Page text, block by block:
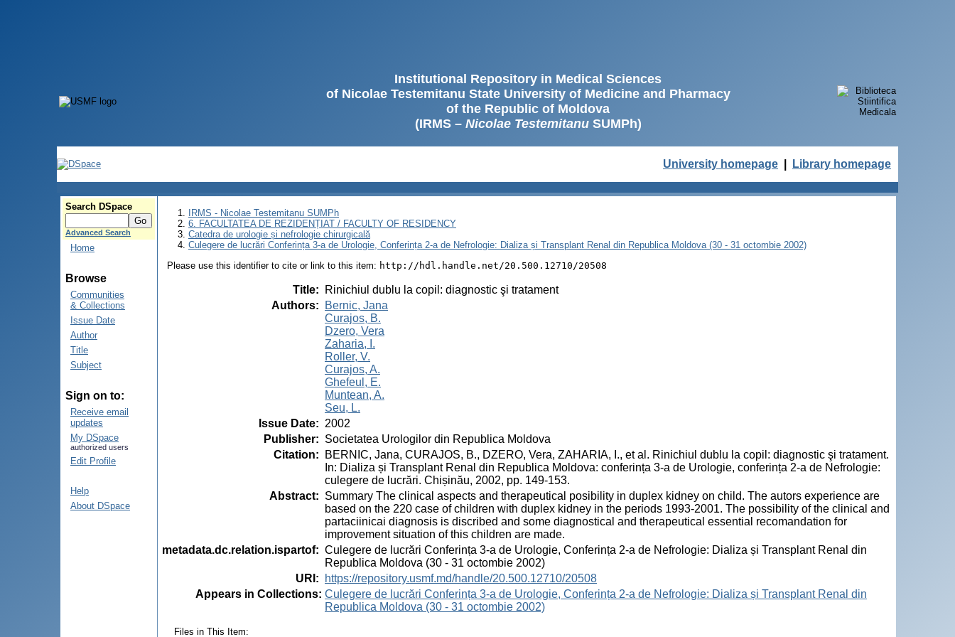
Institutional Repository in Medical Sciences
of Nicolae Testemitanu State University of Medicine and Pharmacy
of the Republic of Moldova
(IRMS – Nicolae TestemitanuSUMPh)
University homepage Library homepage
Search DSpace
Advanced Search
Home
Browse
Communities
& Collections
Issue Date
Author
Title
Subject
Sign on to:
Receive email
updates
My DSpace
authorized users
Edit Profile
Help
About DSpace
IRMS - Nicolae Testemitanu SUMPh
6. FACULTATEA DE REZIDENȚIAT / FACULTY OF RESIDENCY
Catedra de urologie și nefrologie chirurgicală
Culegere de lucrări Conferința 3-a de Urologie, Conferința 2-a de Nefrologie: Dializa și Transplant Renal din Republica Moldova (30 - 31 octombie 2002)
Please use this identifier to cite or link to this item: http://hdl.handle.net/20.500.12710/20508
Title:
Rinichiul dublu la copil: diagnostic şi tratament
Authors:
Bernic, Jana
Curajos, B.
Dzero, Vera
Zaharia, I.
Roller, V.
Curajos, A.
Ghefeul, E.
Muntean, A.
Seu, L.
Issue Date: 2002
Publisher: Societatea Urologilor din Republica Moldova
Citation:
BERNIC, Jana, CURAJOS, B., DZERO, Vera, ZAHARIA, I., et al. Rinichiul dublu la copil: diagnostic şi tratament.
In: Dializa și Transplant Renal din Republica Moldova: conferința 3-a de Urologie, conferința 2-a de Nefrologie:
culegere de lucrări. Chișinău, 2002, pp. 149-153.
Abstract: Summary The clinical aspects and therapeutical posibility in duplex kidney on child. The autors experience are
based on the 220 case of children with duplex kidney in the periods 1993-2001. The possibility of the clinical and
partaciinicai diagnosis is discribed and some diagnostical and therapeutical essential recomandation for
improvement situation of this children are made.
metadata.dc.relation.ispartof: Culegere de lucrări Conferința 3-a de Urologie, Conferința 2-a de Nefrologie: Dializa și Transplant Renal din
Republica Moldova (30 - 31 octombie 2002)
URI :
https://repository.usmf.md/handle/20.500.12710/20508
Appears in Collections: Culegere de lucrări Conferința 3-a de Urologie, Conferința 2-a de Nefrologie: Dializa și Transplant Renal din
Republica Moldova (30 - 31 octombie 2002)
Files in This Item: